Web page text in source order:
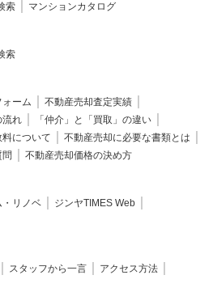
索 マンションカタログ
索
ーム
不動産売却査定実績
流れ
「仲介」と「買取」の違い
について
不動産売却に必要な書類とは
問 不動産売却価格の決め方
・リノベ
ジンヤTIMES Web
スタッフから一言
アクセス方法